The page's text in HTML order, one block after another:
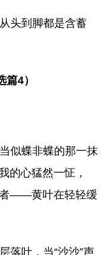
头到脚都是含蓄
4）
似蝶非蝶的那一抹
的心猛然一怔，
者——黄叶在轻轻缓
落叶，当“沙沙”声